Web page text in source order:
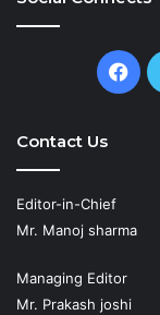
Contact Us
Editor-in-Chief
Mr. Manoj sharma
Managing Editor
Mr. Prakash joshi